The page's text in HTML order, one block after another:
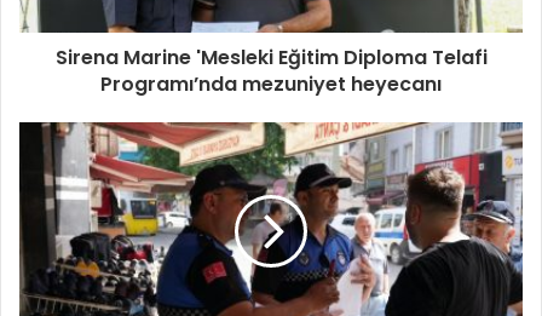
Sirena Marine 'Mesleki Eğitim Diploma Telafi
Programı’nda mezuniyet heyecanı